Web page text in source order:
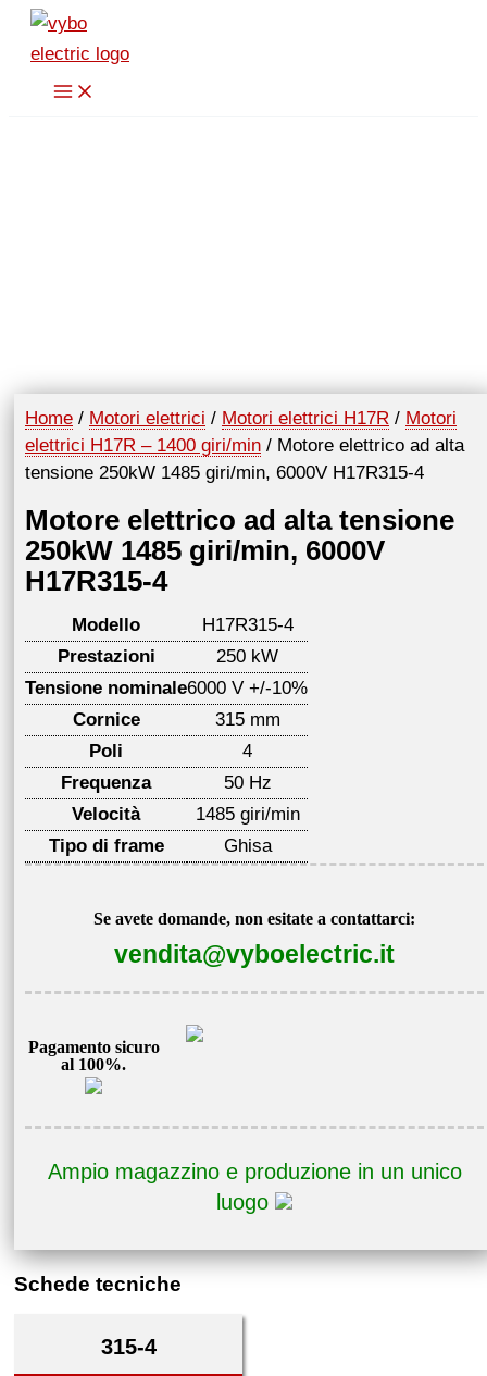
Vai
contenuto
Home / Motori elettrici / Motori elettrici H17R / Motori
elettrici H17R – 1400 giri/min / Motore elettrico ad alta
tensione 250kW 1485 giri/min, 6000V H17R315-4
Motore elettrico ad alta tensione
250kW 1485 giri/min, 6000V
H17R315-4
Modello
H17R315-4
Prestazioni
250 kW
Tensione nominale6000 V +/-10%
Cornice
315 mm
Poli
4
Frequenza
50 Hz
Velocità
1485 giri/min
Tipo di frame
Ghisa
Se avete domande, non esitate a contattarci:
vendita@vyboelectric.it
Pagamento sicuro
al 100%.
Ampio magazzino e produzione in un unico
luogo
Schede tecniche
315-4